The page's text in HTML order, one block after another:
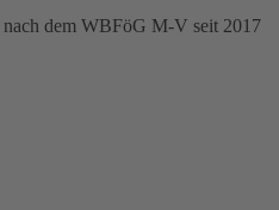
dem WBFöG M-V seit 2017